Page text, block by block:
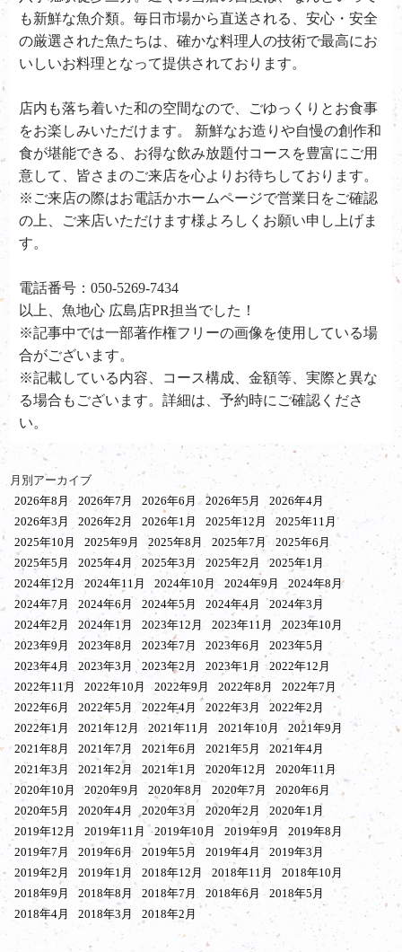
も新鮮な魚介類。毎日市場から直送される、安心・安全
の厳選された魚たちは、確かな料理人の技術で最高にお
いしいお料理となって提供されております。
店内も落ち着いた和の空間なので、ごゆっくりとお食事
をお楽しみいただけます。 新鮮なお造りや自慢の創作和
食が堪能できる、お得な飲み放題付コースを豊富にご用
意して、皆さまのご来店を心よりお待ちしております。
※ご来店の際はお電話かホームページで営業日をご確認
の上、ご来店いただけます様よろしくお願い申し上げま
す。
電話番号：050-5269-7434
以上、魚地心 広島店PR担当でした！
※記事中では一部著作権フリーの画像を使用している場
合がございます。
※記載している内容、コース構成、金額等、実際と異な
る場合もございます。詳細は、予約時にご確認くださ
い。
月別アーカイブ
2026年8月
2026年7月 2026年6月 2026年5月
2026年4月
2026年3月
2026年2月 2026年1月 2025年12月
2025年11月
2025年10月
2025年9月 2025年8月 2025年7月
2025年6月
2025年5月
2025年4月 2025年3月 2025年2月
2025年1月
2024年12月
2024年11月 2024年10月 2024年9月
2024年8月
2024年7月
2024年6月 2024年5月 2024年4月
2024年3月
2024年2月
2024年1月 2023年12月 2023年11月
2023年10月
2023年9月
2023年8月 2023年7月 2023年6月
2023年5月
2023年4月
2023年3月 2023年2月 2023年1月
2022年12月
2022年11月
2022年10月 2022年9月 2022年8月
2022年7月
2022年6月
2022年5月 2022年4月 2022年3月
2022年2月
2022年1月
2021年12月 2021年11月 2021年10月
2021年9月
2021年8月
2021年7月 2021年6月 2021年5月
2021年4月
2021年3月
2021年2月 2021年1月 2020年12月
2020年11月
2020年10月
2020年9月 2020年8月 2020年7月
2020年6月
2020年5月
2020年4月 2020年3月 2020年2月
2020年1月
2019年12月
2019年11月 2019年10月 2019年9月
2019年8月
2019年7月
2019年6月 2019年5月 2019年4月
2019年3月
2019年2月
2019年1月 2018年12月 2018年11月
2018年10月
2018年9月
2018年8月 2018年7月 2018年6月
2018年5月
2018年4月
2018年3月 2018年2月